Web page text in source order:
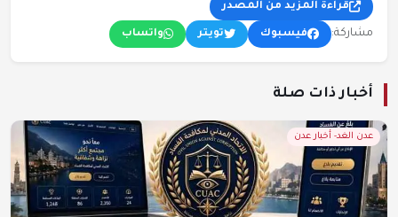
قراءة المزيد من المصدر
مشاركة: فيسبوك تويتر واتساب
أخبار ذات صلة
عدن الغد- أخبار عدن